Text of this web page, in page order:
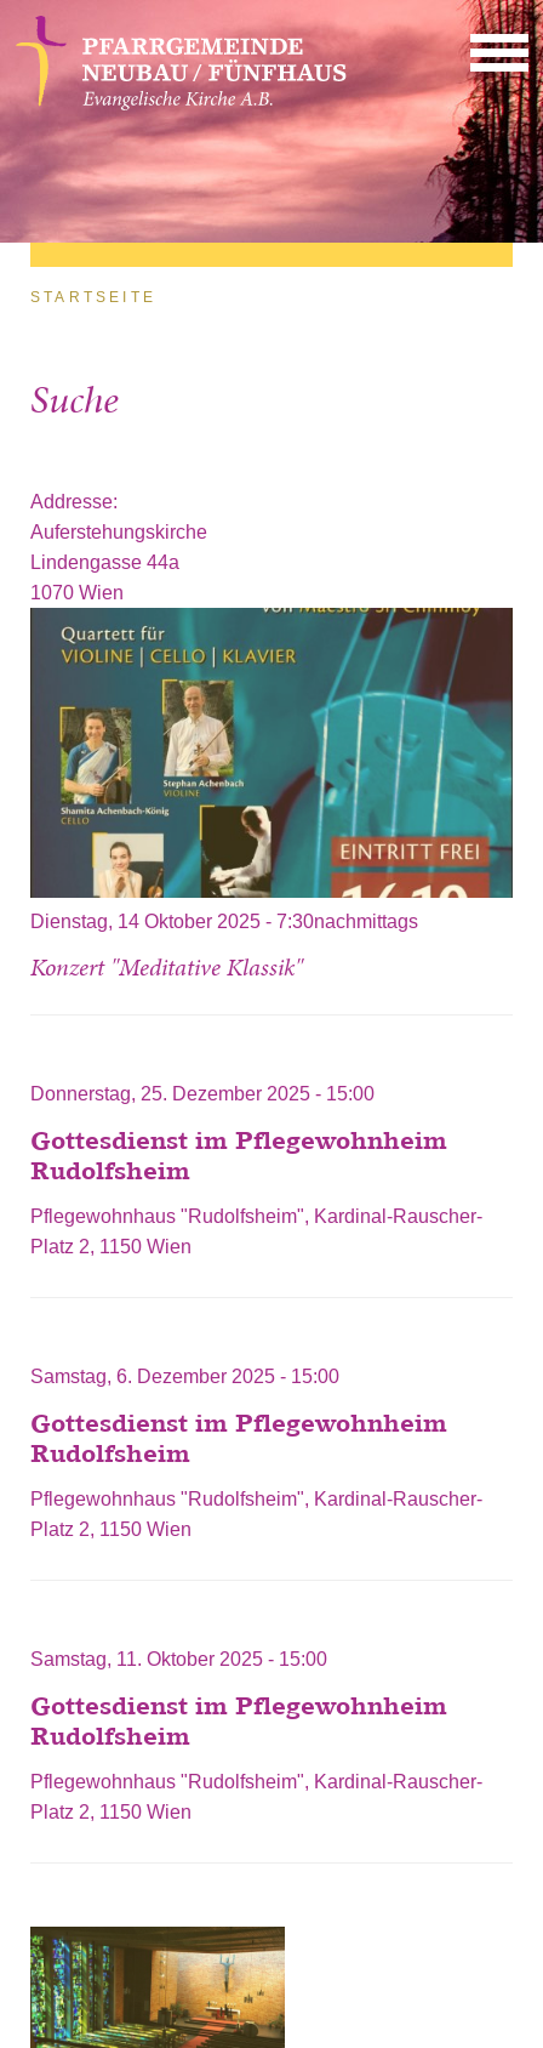
Direkt zum Inhalt
Sie sind hier
STARTSEITE
Suche
Addresse:
Auferstehungskirche
Lindengasse 44a
1070 Wien
Dienstag, 14 Oktober 2025 - 7:30nachmittags
Konzert "Meditative Klassik"
Donnerstag, 25. Dezember 2025 - 15:00
Gottesdienst im Pflegewohnheim
Rudolfsheim
Pflegewohnhaus "Rudolfsheim", Kardinal-Rauscher-
Platz 2, 1150 Wien
Samstag, 6. Dezember 2025 - 15:00
Gottesdienst im Pflegewohnheim
Rudolfsheim
Pflegewohnhaus "Rudolfsheim", Kardinal-Rauscher-
Platz 2, 1150 Wien
Samstag, 11. Oktober 2025 - 15:00
Gottesdienst im Pflegewohnheim
Rudolfsheim
Pflegewohnhaus "Rudolfsheim", Kardinal-Rauscher-
Platz 2, 1150 Wien